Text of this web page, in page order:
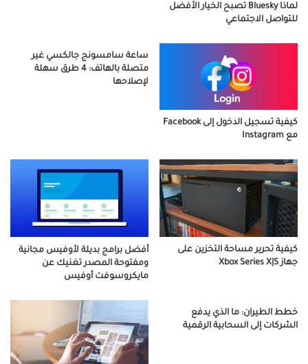
لماذا Bluesky تصبح الخيار الأفضل
للتواصل الاجتماعي
كيفية تسجيل الدخول إلى Facebook
مع Instagram
ساعة سامسونج جالكسي غير
متصلة بالهاتف: 4 طرق سهلة
لإصلاحها
كيفية تحرير مساحة التخزين على
جهاز Xbox Series X|S
أفضل برامج بديلة لأوفيس مجانية
ومفتوحة المصدر تغنيك عن
مايكروسوفت أوفيس
خطط الطيران: ما الذي يدفع
الشركات إلى السحابية الرقمية